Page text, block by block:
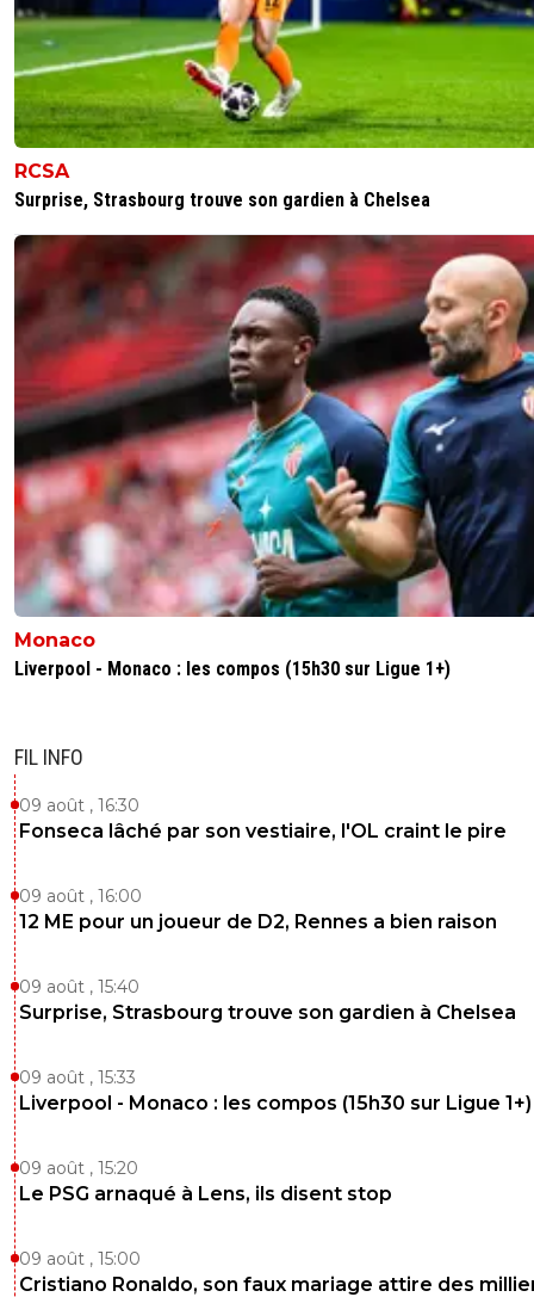
RCSA
Surprise, Strasbourg trouve son gardien à Chelsea
Monaco
Liverpool - Monaco : les compos (15h30 sur Ligue 1+)
FIL INFO
09 août , 16:30
Fonseca lâché par son vestiaire, l'OL craint le pire
09 août , 16:00
12 ME pour un joueur de D2, Rennes a bien raison
09 août , 15:40
Surprise, Strasbourg trouve son gardien à Chelsea
09 août , 15:33
Liverpool - Monaco : les compos (15h30 sur Ligue 1+)
09 août , 15:20
Le PSG arnaqué à Lens, ils disent stop
09 août , 15:00
Cristiano Ronaldo, son faux mariage attire des